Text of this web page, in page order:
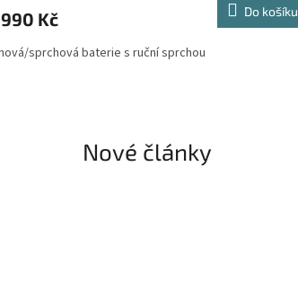
Kč Do košíku
sprchová baterie s ruční sprchou
Nové články